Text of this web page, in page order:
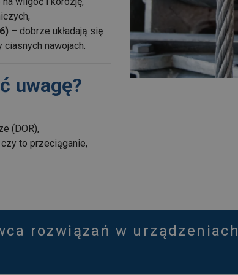
– dobrze układają się
nawojach.
uwagę?
(DOR),
to przeciąganie,
rozwiązań w urządzeniach